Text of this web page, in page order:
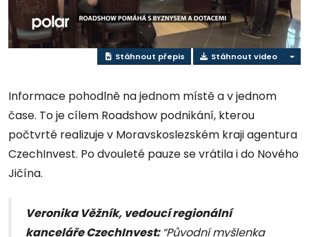
video
Stáhnout přepis Stáhnout video
Informace pohodlně na jednom místě a v jednom
čase. To je cílem Roadshow podnikání, kterou
počtvrté realizuje v Moravskoslezském kraji agentura
CzechInvest. Po dvouleté pauze se vrátila i do Nového
Jičína.
Veronika Věžník, vedoucí regionální
kanceláře CzechInvest:“Původní myšlenka